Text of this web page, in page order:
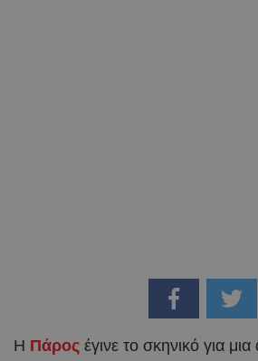
Η Πάρος έγινε το σκηνικό για